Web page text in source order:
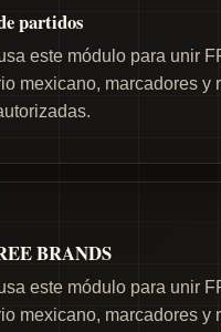
partidos
este módulo para unir
mexicano, marcadores y
BRANDS
este módulo para unir
mexicano, marcadores y